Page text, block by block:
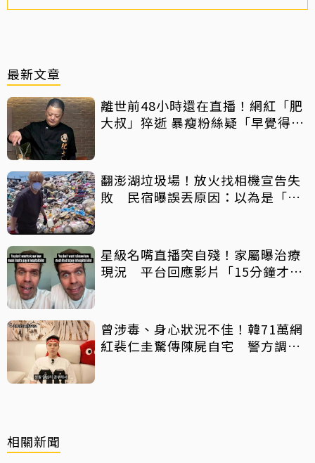
最新文章
離世前48小時還在直播！網紅「肥
大叔」猝逝 暴瘦粉絲疑「早覺得不
翻澎湖垃圾場！放火找相機宣告失
敗 民宿曝誤丟原因：以為是「按
星級名嘴直播突自殘！家屬曝治療
現況 平台回應影片「15分鐘才下
曾涉毒、身心狀況不佳！韓71萬網
紅裴仁圭驚傳陳屍自宅 警方調查
相關新聞